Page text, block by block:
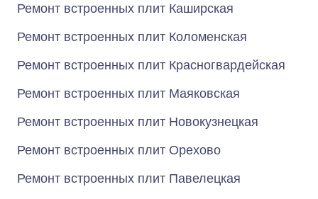
Ремонт встроенных плит Каширская
Ремонт встроенных плит Коломенская
Ремонт встроенных плит Красногвардейская
Ремонт встроенных плит Маяковская
Ремонт встроенных плит Новокузнецкая
Ремонт встроенных плит Орехово
Ремонт встроенных плит Павелецкая